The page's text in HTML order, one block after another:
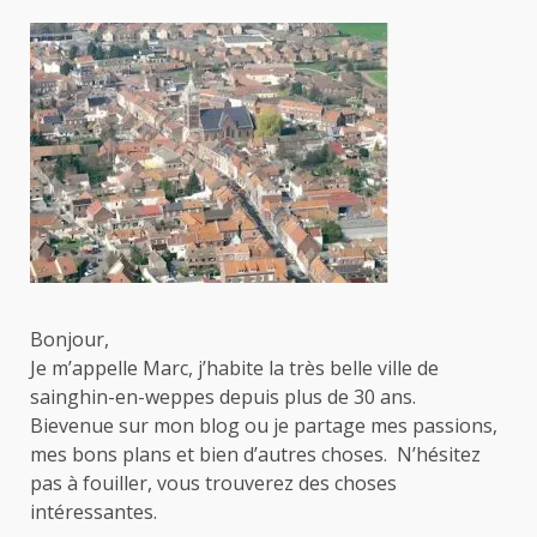
Bonjour,
Je m’appelle Marc, j’habite la très belle ville de
sainghin-en-weppes depuis plus de 30 ans.
Bievenue sur mon blog ou je partage mes passions,
mes bons plans et bien d’autres choses. N’hésitez
pas à fouiller, vous trouverez des choses
intéressantes.